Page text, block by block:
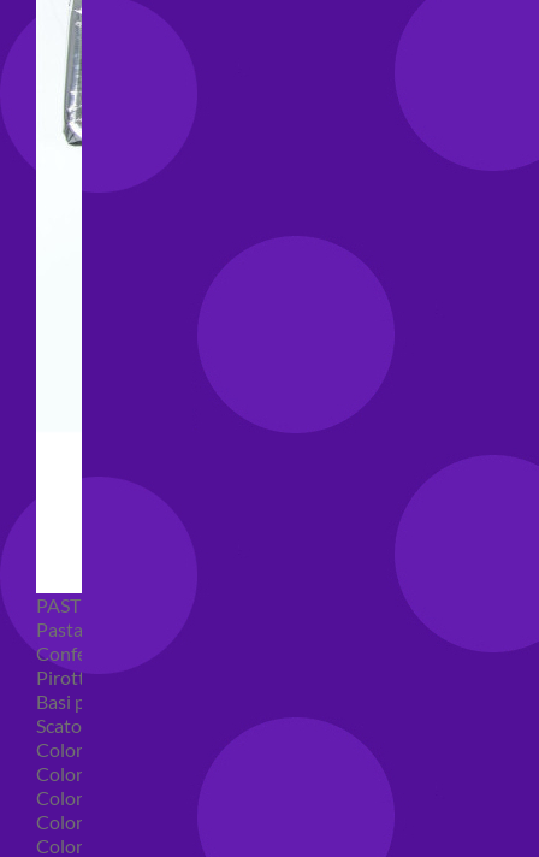
PASTICCERIA
Pasta di zucchero
Confetti
Pirottini
Basi polistirolo per torte
Scatole per torte
Coloranti alimentari
Coloranti alimentari in gel
Colorante alimentare spray
Coloranti alimentari in polvere
Coloranti liquidi